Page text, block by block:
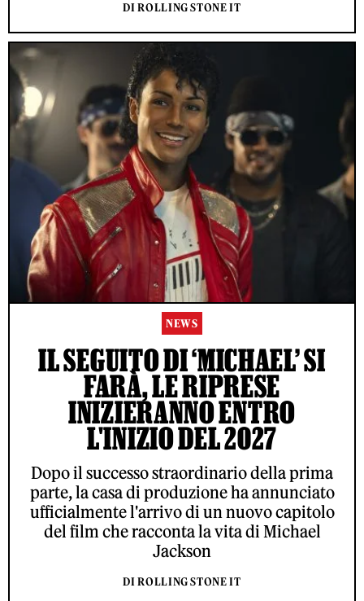
DI ROLLING STONE IT
NEWS
IL SEGUITO DI ‘MICHAEL’ SI
FARÀ, LE RIPRESE
INIZIERANNO ENTRO
L'INIZIO DEL 2027
Dopo il successo straordinario della prima
parte, la casa di produzione ha annunciato
ufficialmente l'arrivo di un nuovo capitolo
del film che racconta la vita di Michael
Jackson
DI ROLLING STONE IT